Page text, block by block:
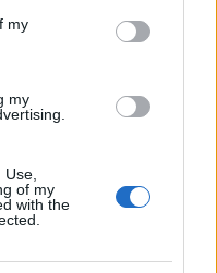
my
my
of my
with the
nel
degli obiettivi
ragionevoli ai
a esercitare un
contrappesi